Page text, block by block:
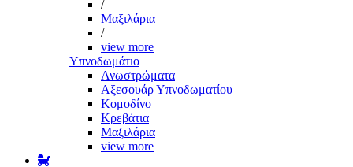
/
Μαξιλάρια
/
view more
Υπνοδωμάτιο
Ανωστρώματα
Αξεσουάρ Υπνοδωματίου
Κομοδίνο
Κρεβάτια
Μαξιλάρια
view more